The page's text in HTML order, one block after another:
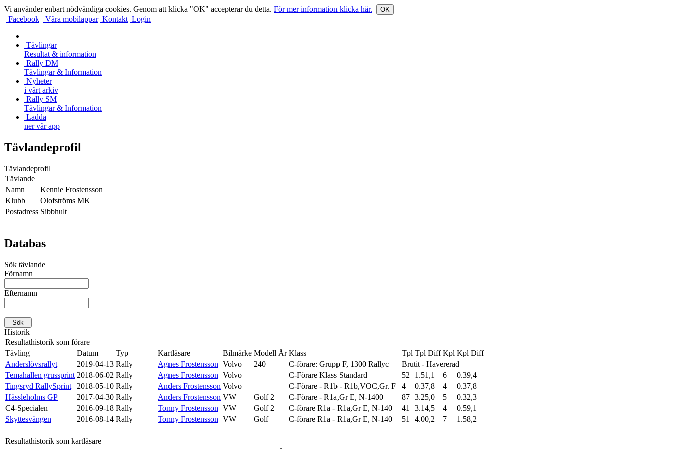
Vi använder enbart nödvändiga cookies. Genom att klicka "OK" accepterar du detta. För mer information klicka här. OK
Facebook Våra mobilappar Kontakt Login
Tävlingar
Resultat & information
Rally DM
Tävlingar & Information
Nyheter
i vårt arkiv
Rally SM
Tävlingar & Information
Ladda
ner vår app
Tävlandeprofil
Tävlandeprofil
Tävlande
Namn
Kennie Frostensson
Klubb
Olofströms MK
Postadress Sibbhult
Databas
Sök tävlande
Förnamn
Efternamn
Historik
Resultathistorik som förare
Tävling
Datum Typ Kartläsare Bilmärke Modell År Klass Tpl Tpl Diff Kpl Kpl Diff
Anderslövsrallyt
2019-04-13 Rally Agnes Frostensson Volvo 240 C-förare: Grupp F, 1300 Rallyc
Brutit - Havererad
Temahallen grussprint 2018-06-02 Rally Agnes Frostensson Volvo C-Förare Klass Standard 52 1.51,1 6
0.39,4
Tingsryd RallySprint
2018-05-10 Rally Anders Frostensson Volvo C-Förare - R1b - R1b,VOC,Gr. F 4 0.37,8 4
0.37,8
Hässleholms GP
2017-04-30 Rally Anders Frostensson VW Golf 2 C-Förare - R1a,Gr E, N-1400 87 3.25,0 5
0.32,3
C4-Specialen
2016-09-18 Rally Tonny Frostensson VW Golf 2 C-förare R1a - R1a,Gr E, N-140 41 3.14,5 4
0.59,1
Skyttesvängen
2016-08-14 Rally Tonny Frostensson VW Golf C-förare R1a - R1a,Gr E, N-140 51 4.00,2 7 1.58,2
Resultathistorik som kartläsare